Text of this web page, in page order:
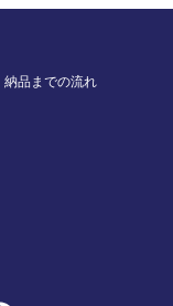
納品までの流れ